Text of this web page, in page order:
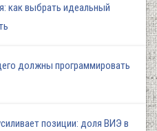
как выбрать идеальный
должны программировать
позиции: доля ВИЭ в